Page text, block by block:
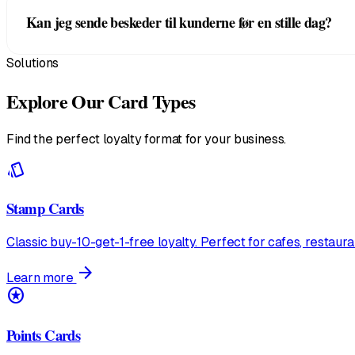
den telefon du allerede har.
Kan jeg sende beskeder til kunderne før en stille dag?
Ja. Send en Broadcast, og den vises på deres
Solutions
Explore Our Card Types
Find the perfect loyalty format for your business.
style
Stamp Cards
Classic buy-10-get-1-free loyalty. Perfect for cafes,
Learn more arrow_forward
stars
Points Cards